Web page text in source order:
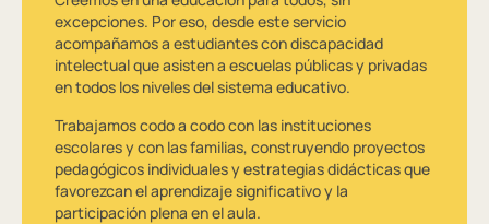
excepciones. Por eso, desde este servicio
acompañamos a estudiantes con discapacidad
intelectual que asisten a escuelas públicas y privadas
en todos los niveles del sistema educativo.
Trabajamos codo a codo con las instituciones
escolares y con las familias, construyendo proyectos
pedagógicos individuales y estrategias didácticas que
favorezcan el aprendizaje significativo y la
participación plena en el aula.